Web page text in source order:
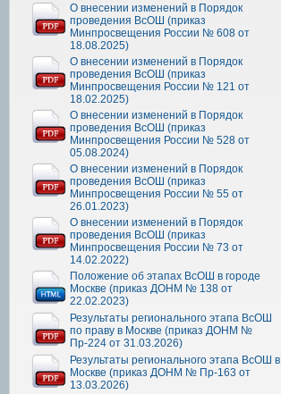
О внесении изменений в Порядок
проведения ВсОШ (приказ
Минпросвещения России № 608 от
18.08.2025)
О внесении изменений в Порядок
проведения ВсОШ (приказ
Минпросвещения России № 121 от
18.02.2025)
О внесении изменений в Порядок
проведения ВсОШ (приказ
Минпросвещения России № 528 от
05.08.2024)
О внесении изменений в Порядок
проведения ВсОШ (приказ
Минпросвещения России № 55 от
26.01.2023)
О внесении изменений в Порядок
проведения ВсОШ (приказ
Минпросвещения России № 73 от
14.02.2022)
Положение об этапах ВсОШ в городе
Москве (приказ ДОНМ № 138 от
22.02.2023)
Результаты регионального этапа ВсОШ
по праву в Москве (приказ ДОНМ №
Пр-224 от 31.03.2026)
Результаты регионального этапа ВсОШ в
Москве (приказ ДОНМ № Пр-163 от
13.03.2026)